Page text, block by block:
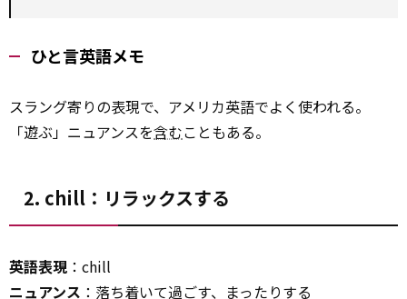
ひと言英語メモ
スラング寄りの表現で、アメリカ英語でよく使われる。
「遊ぶ」ニュアンスを含むこともある。
2. chill：リラックスする
英語表現 ：chill
ニュアンス ：落ち着いて過ごす、まったりする